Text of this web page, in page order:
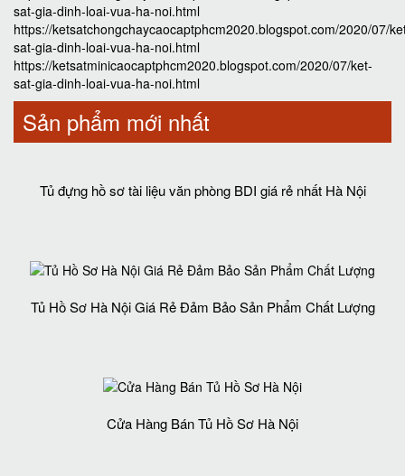
sat-gia-dinh-loai-vua-ha-noi.html
https://ketsatchongchaycaocaptphcm2020.blogspot.com/2020/07/
sat-gia-dinh-loai-vua-ha-noi.html
https://ketsatminicaocaptphcm2020.blogspot.com/2020/07/ket-
sat-gia-dinh-loai-vua-ha-noi.html
Sản phẩm mới nhất
Tủ đựng hồ sơ tài liệu văn phòng BDI giá rẻ nhất Hà Nội
Tủ Hồ Sơ Hà Nội Giá Rẻ Đảm Bảo Sản Phẩm Chất Lượng‎
Cửa Hàng Bán Tủ Hồ Sơ Hà Nội